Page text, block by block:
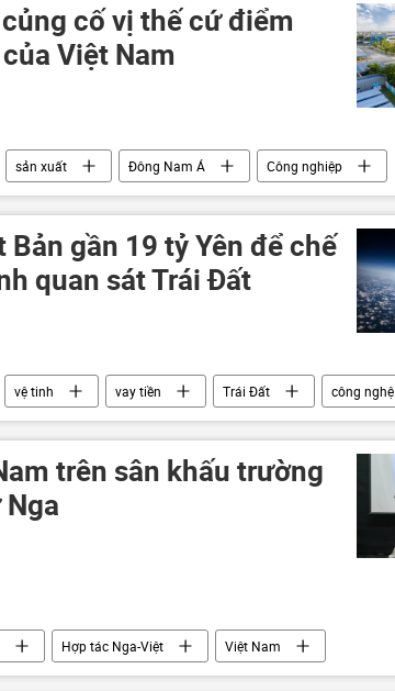
cố vị thế cứ điểm
Việt Nam
sản xuất Đông Nam Á
Công nghiệp
gần 19 tỷ Yên để chế
quan sát Trái Đất
vệ tinh vay tiền Trái Đất
công nghệ
thuật số hợp tác
trên sân khấu trường
Hợp tác Nga-Việt
Việt Nam
gia Moskva (MGLU)